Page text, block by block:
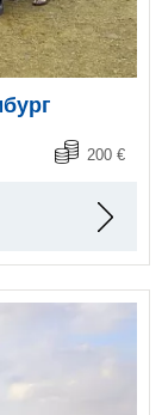
200 €